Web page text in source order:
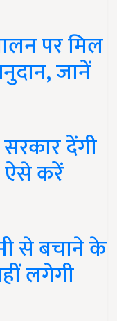
पर मिल
जानें
सरकार देंगी
ऐसे करें
से बचाने के
लगेगी